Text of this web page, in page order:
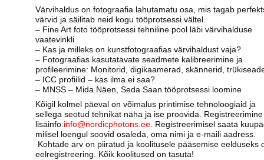
Värvihaldus on fotograafia lahutamatu osa, mis tagab
värvid ja säilitab neid kogu tööprotsessi vältel.
– Fine Art foto tööprotsessi tehniline pool läbi värvihalduse
vaatevinkli
– Kas ja milleks on kunstfotograafias värvihaldust vaja?
– Fotograafias kasutatavate seadmete kalibreerimine ja
profileerimine: Monitorid, digikaamerad, skännerid,
– ICC profiilid – kas ilma ei saa?
– MNSS – Mida Näen, Seda Saan tööprotsessi loomine
Kõigil kolmel päeval on võimalus printimise tehnoloogiaid ja
sellega seotud tehnikat näha ja ise proovida.
lisainfo:info@nordicphotons.ee. Registreerimisel saata
milisel loengul soovid osaleda, oma nimi ja e-maili aadress.
Kohtade arv on piiratud ja koolitusele pääsemise eelduseks
eelregistreering. Kõik koolitused on tasuta!